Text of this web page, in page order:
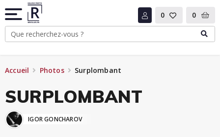
0 0
Accueil Photos Surplombant
SURPLOMBANT
IGOR GONCHAROV